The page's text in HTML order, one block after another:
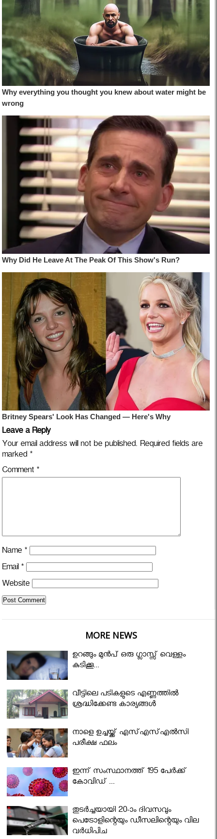
Leave a Reply
Your email address will not be published. Required fields are
marked *
Comment *
Name *
Email *
Website
MORE NEWS
ഉറങ്ങും മുന്‍പ് ഒരു ഗ്ലാസ്സ് വെള്ളം
കുടിക്കൂ...
വീട്ടിലെ പടികളുടെ എണ്ണത്തിൽ
ശ്രദ്ധിക്കേണ്ട കാര്യങ്ങൾ
നാളെ ഉച്ചയ്ക്ക് എസ്എസ്എല്‍സി
പരീക്ഷ ഫലം
ഇന്ന് സംസ്ഥാനത്ത് 195 പേര്‍ക്ക്
കോവിഡ് ...
തുടർച്ചയായി 20-ാം ദിവസവും
പെട്രോളിന്റെയും ഡീസലിന്റെയും വില
വര്‍ധിപ്പിച്ചു